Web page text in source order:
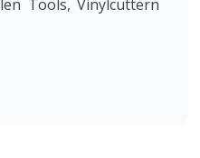
Tools, Vinylcuttern